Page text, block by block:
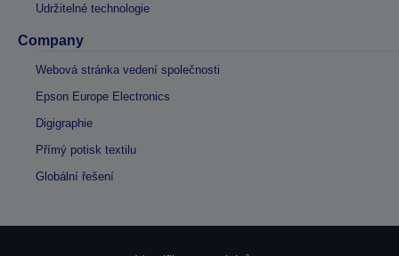
Udržitelné technologie
Company
Webová stránka vedení společnosti
Epson Europe Electronics
Digigraphie
Přímý potisk textilu
Globální řešení